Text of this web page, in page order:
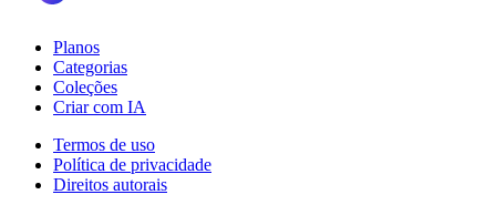
Planos
Categorias
Coleções
Criar com IA
Termos de uso
Política de privacidade
Direitos autorais